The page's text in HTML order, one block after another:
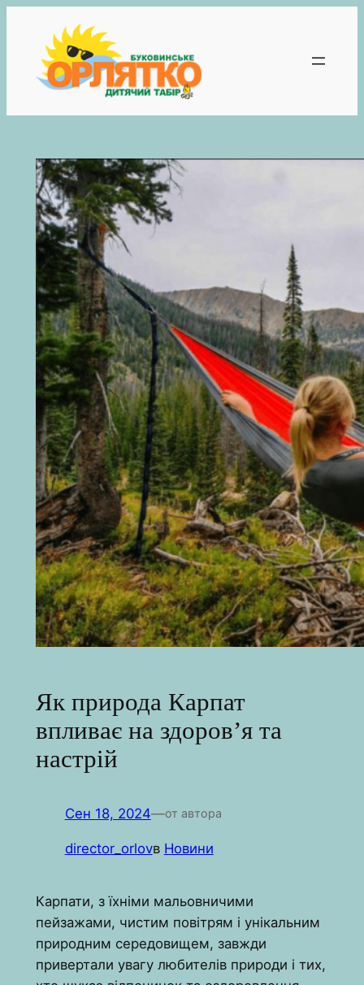
содержимому
Як природа Карпат
впливає на здоров’я та
настрій
Сен 18, 2024—от автора
director_orlovв Новини
Карпати, з їхніми мальовничими
пейзажами, чистим повітрям і унікальним
природним середовищем, завжди
привертали увагу любителів природи і тих,